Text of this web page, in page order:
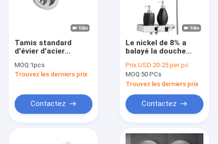
Tamis standard
d'évier d'acier
PSON pour la cuvette
simple
MOQ:1pcs
Trouvez les derniers prix
Contactez
Le nickel de 8% a
balayé la douche
placé fixé au mur
Prix:USD 20-25 per pc
MOQ:50 PCs
Trouvez les derniers prix
Contactez